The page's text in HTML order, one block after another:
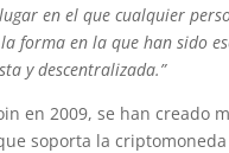
en el que cualquier
forma en la que han sido
y descentralizada.”
en 2009, se han creado
soporta la